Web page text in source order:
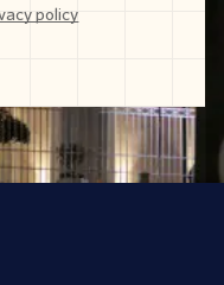
policy